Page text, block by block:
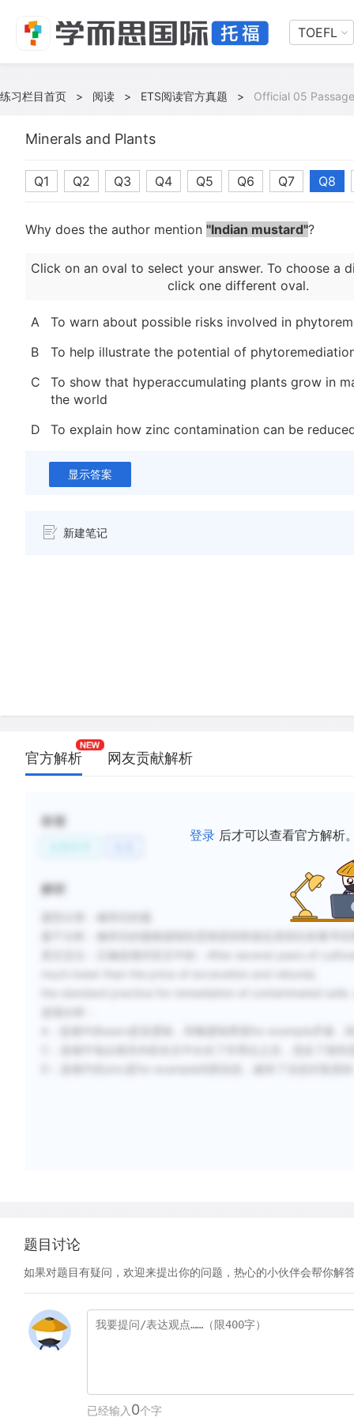
TOEFL
练习栏目首页 > 阅读 > ETS阅读官方真题 > Official 05
Minerals and Plants
Q1 Q2 Q3 Q4 Q5 Q6 Q7 Q8
Why does the author mention "Indian mustard"?
Click on an oval to select your answer. To choose a
click one different oval.
A
To warn about possible risks involved in
B
To help illustrate the potential of
C
To show that hyperaccumulating plants grow in
the world
D
To explain how zinc contamination can be
显示答案
新建笔记
官方解析 网友贡献解析
登录 后才可以查看官方解析
标签
解析
题目讨论
如果对题目有疑问，欢迎来提出你的问题，热心的小伙伴会帮你解
已经输入 0个字